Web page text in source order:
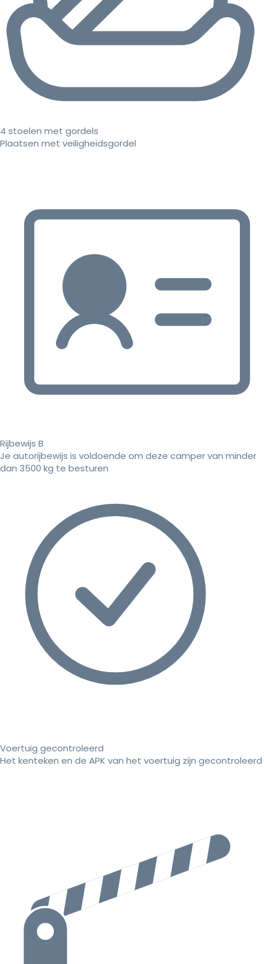
4 stoelen met gordels
Plaatsen met veiligheidsgordel
Rijbewijs B
Je autorijbewijs is voldoende om deze camper van minder
dan 3500 kg te besturen
Voertuig gecontroleerd
Het kenteken en de APK van het voertuig zijn gecontroleerd